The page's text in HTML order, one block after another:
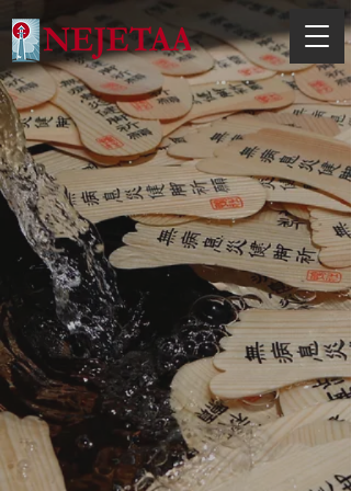
info@nejetaa.com
© 2023 by NEJETAA. Proudl
withWix.com